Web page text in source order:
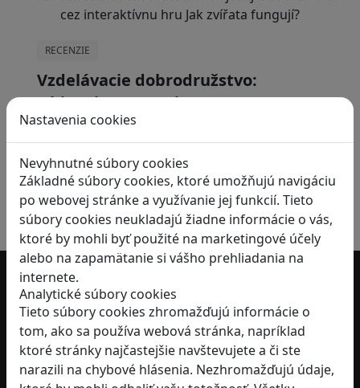
Nastavenia cookies
Nevyhnutné súbory cookies
Základné súbory cookies, ktoré umožňujú navigáciu
po webovej stránke a využívanie jej funkcií. Tieto
súbory cookies neukladajú žiadne informácie o vás,
ktoré by mohli byť použité na marketingové účely
alebo na zapamätanie si vášho prehliadania na
internete.
Analytické súbory cookies
Tieto súbory cookies zhromažďujú informácie o
tom, ako sa používa webová stránka, napríklad
ktoré stránky najčastejšie navštevujete a či ste
narazili na chybové hlásenia. Nezhromažďujú údaje,
RECENZIE
Vzdelávacie dobrodružstvo:
Objavujte svet zvierat cez
interaktívnu hru Jak zvířata
fungují?
Hra „Jak zvířata fungují“ otvára deťom…
1
Užitočné informácie
O nás
Blog